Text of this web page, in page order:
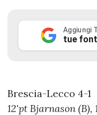
Aggiungi
tue
Brescia-Lecco 4-1
12'pt Bjarnason (B),